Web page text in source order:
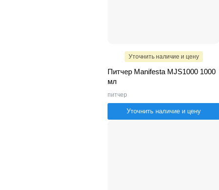
Уточнить наличие и цену
Питчер Manifesta MJS1000 1000
мл
питчер
Уточнить наличие и цену